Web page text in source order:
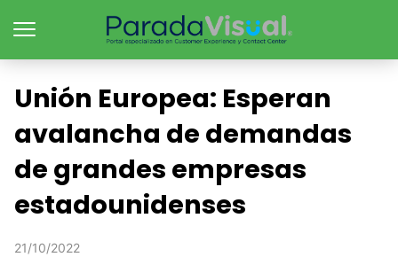
Unión Europea: Esperan
avalancha de demandas
de grandes empresas
estadounidenses
21/10/2022